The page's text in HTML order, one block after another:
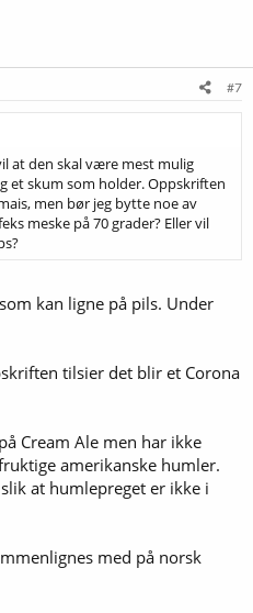
#7
at den skal være mest mulig
et skum som holder. Oppskriften
men bør jeg bytte noe av
meske på 70 grader? Eller vil
kan ligne på pils. Under
tilsier det blir et Corona
Cream Ale men har ikke
amerikanske humler.
at humlepreget er ikke i
med på norsk